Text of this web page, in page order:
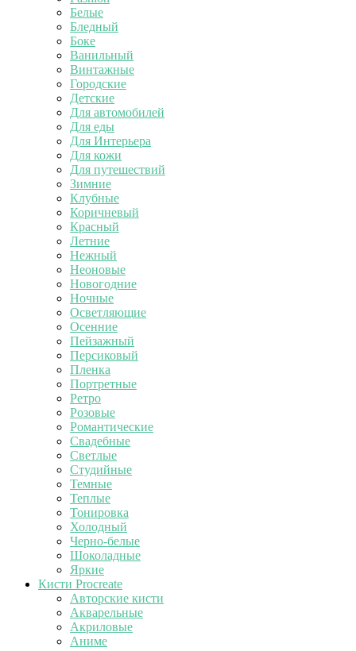
Белые
Бледный
Боке
Ванильный
Винтажные
Городские
Детские
Для автомобилей
Для еды
Для Интерьера
Для кожи
Для путешествий
Зимние
Клубные
Коричневый
Красный
Летние
Нежный
Неоновые
Новогодние
Ночные
Осветляющие
Осенние
Пейзажный
Персиковый
Пленка
Портретные
Ретро
Розовые
Романтические
Свадебные
Светлые
Студийные
Темные
Теплые
Тонировка
Холодный
Черно-белые
Шоколадные
Яркие
Кисти Procreate
Авторские кисти
Акварельные
Акриловые
Аниме